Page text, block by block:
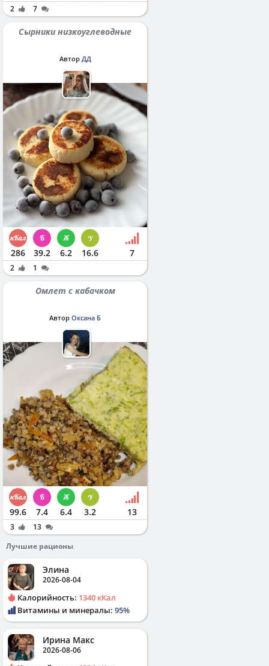
2 7
Сырники низкоуглеводные
Автор ДД
286 39.2 6.2 16.6 7
2 1
Омлет с кабачком
Автор Оксана Б
99.6 7.4 6.4 3.2 13
3
13
Лучшие рационы
Элина
2026-08-04
Калорийность: 1340 кКал
Витамины и минералы: 95%
Ирина Макс
2026-08-06